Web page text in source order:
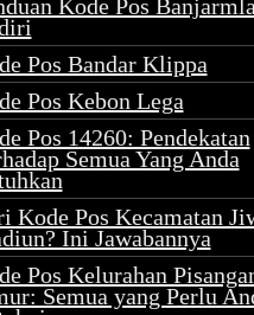
Kode Pos
Pos Bandar Klippa
Pos Kebon Lega
Pos 14260: Pendekatan
Semua Yang Anda
Kode Pos Kecamatan
Ini Jawabannya
Pos Kelurahan
Semua yang Perlu